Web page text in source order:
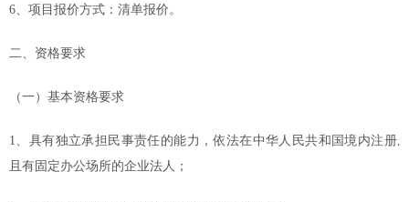
6、项目报价方式：清单报价。
二、资格要求
（一）基本资格要求
1、具有独立承担民事责任的能力，依法在中华人民共和国境内注册,
且有固定办公场所的企业法人；